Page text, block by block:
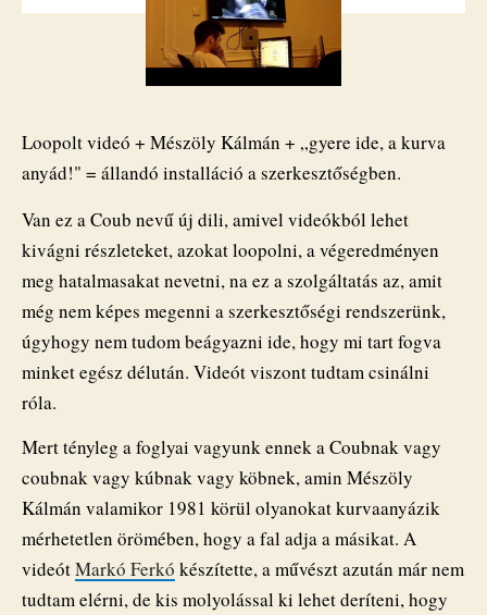
Kálmántól
bejegyzéshez
Loopolt videó + Mészöly Kálmán + „gyere ide, a kurva
anyád!" = állandó installáció a szerkesztőségben.
Van ez a Coub nevű új dili, amivel videókból lehet
kivágni részleteket, azokat loopolni, a végeredményen
meg hatalmasakat nevetni, na ez a szolgáltatás az, amit
még nem képes megenni a szerkesztőségi rendszerünk,
úgyhogy nem tudom beágyazni ide, hogy mi tart fogva
minket egész délután. Videót viszont tudtam csinálni
róla.
Mert tényleg a foglyai vagyunk ennek a Coubnak vagy
coubnak vagy kúbnak vagy köbnek, amin Mészöly
Kálmán valamikor 1981 körül olyanokat kurvaanyázik
mérhetetlen örömében, hogy a fal adja a másikat. A
videótMarkó Ferkó készítette, a művészt azután már nem
tudtam elérni, de kis molyolással ki lehet deríteni, hogy